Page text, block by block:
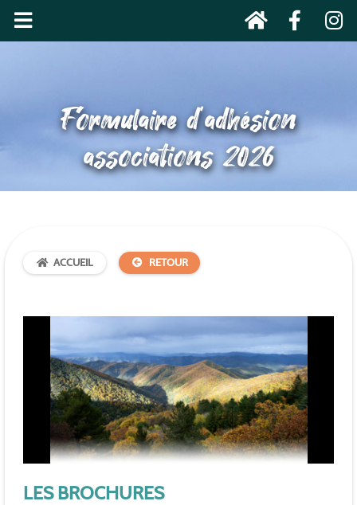
Formulaire d’adhésion
associations 2026
ACCUEIL RETOUR
LES BROCHURES